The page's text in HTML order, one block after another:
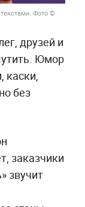
Фото ©
друзей и
Юмор
каски,
без
заказчики
звучит